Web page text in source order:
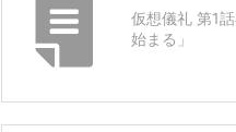
仮想儀礼 第1
始まる」